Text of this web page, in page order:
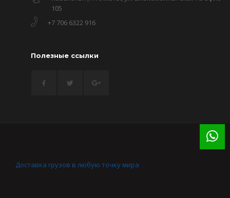
105
+7 706 6322 916
Полезные ссылки
Доставка грузов в любую точку мира